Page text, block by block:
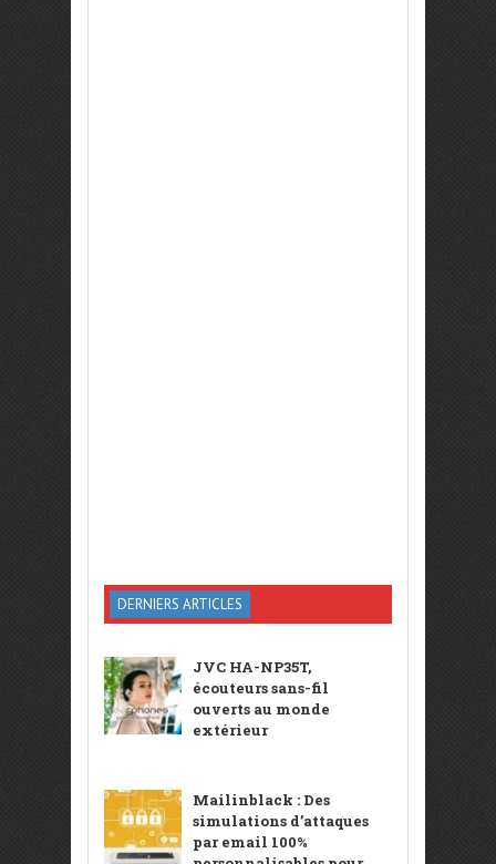
DERNIERS ARTICLES
JVC HA-NP35T,
écouteurs sans-fil
ouverts au monde
extérieur
Mailinblack : Des
simulations d’attaques
par email 100%